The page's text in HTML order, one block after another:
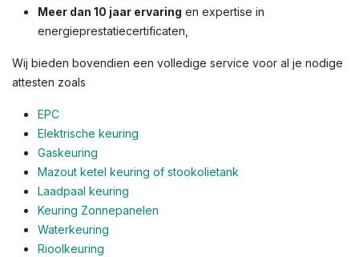
Meer dan 10 jaar ervaring en expertise in
energieprestatiecertificaten,
Wij bieden bovendien een volledige service voor al je nodige
attesten zoals
EPC
Elektrische keuring
Gaskeuring
Mazout ketel keuring of stookolietank
Laadpaal keuring
Keuring Zonnepanelen
Waterkeuring
Rioolkeuring